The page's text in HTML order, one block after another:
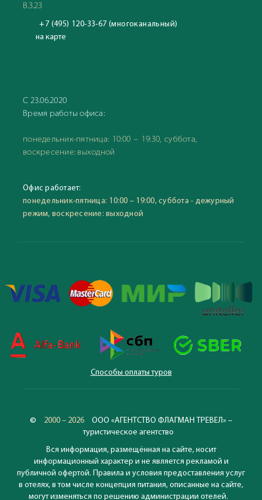
В.3.23
+7 (495) 120-33-67 (многоканальный)
на карте
С 23.06.2020
Время работы офиса:
понедельник-пятница: 10:00 – 19:30, суббота,
воскресение: выходной
Офис работает:
понедельник-пятница: 10:00 – 19:00, суббота - дежурный
режим, воскресение: выходной
Способы оплаты туров
© 2000 – 2026
ООО «АГЕНТСТВО ФЛАГМАН ТРЕВЕЛ» –
туристическое агентство
Вся информация, размещённая на сайте, носит
информационный характер и не является рекламой и
публичной офертой. Правила и условия предоставления услуг
в отелях, в том числе концепция питания, описанные на сайте,
могут изменяться по решению администрации отелей.